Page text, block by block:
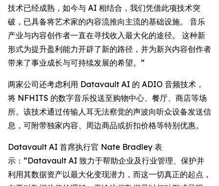
技术已经成熟，如今与 AI 相结合，我们凭借此项技术突
破，已具备将艺术家的内容流推向主流的基础设施。 音乐
产业与内容创作者一直在寻找收入最大化的途径。 这种新
形式为提升盈利能力开辟了新的路径，并为新兴内容创作者
带来了事业成长与可持续发展的希望。”
两家公司还考虑利用 Datavault AI 的 ADIO 音频技术，
将 NFHITS 的数字音乐投送至购物中心、餐厅、商店等场
所。该技术通过传输人耳无法察觉的声波向听众设备发送信
息，可附带独家内容、周边商品或折扣价格等特别优惠。
Datavault AI 首席执行官 Nate Bradley 表
示：“Datavault AI 致力于帮助企业及行业管理、保护并
利用其数据资产以最大化变现潜力，而这一切真正的起点，